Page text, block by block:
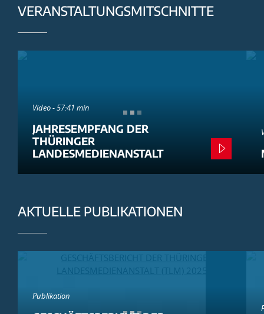
VERANSTALTUNGSMITSCHNITTE
Video - 57:41 min
JAHRESEMPFANG DER
THÜRINGER
LANDESMEDIENANSTALT
AKTUELLE PUBLIKATIONEN
Publikation